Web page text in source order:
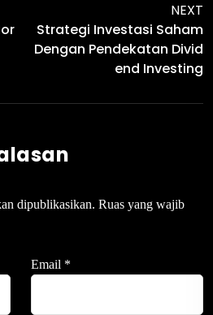
NEXT
Strategi Investasi Saham
Dengan Pendekatan Divid
End Investing
dipublikasikan. Ruas yang wajib
Email *